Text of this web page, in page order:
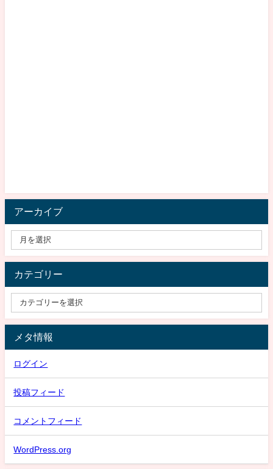
アーカイブ
カテゴリー
メタ情報
ログイン
投稿フィード
コメントフィード
WordPress.org